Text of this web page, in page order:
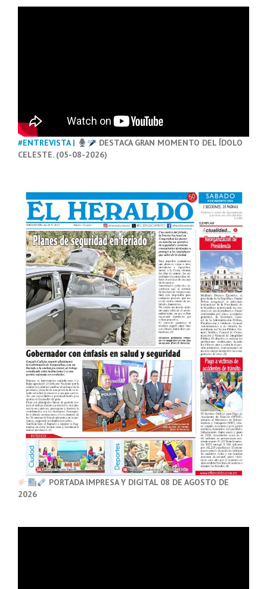
#ENTREVISTA|
DESTACA GRAN MOMENTO DEL ÍDOLO
CELESTE. (05-08-2026)
PORTADA IMPRESA Y DIGITAL 08 DE AGOSTO DE
2026